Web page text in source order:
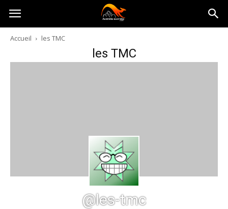
Australia-
australie.com
Accueil les TMC
les TMC
@les-tmc